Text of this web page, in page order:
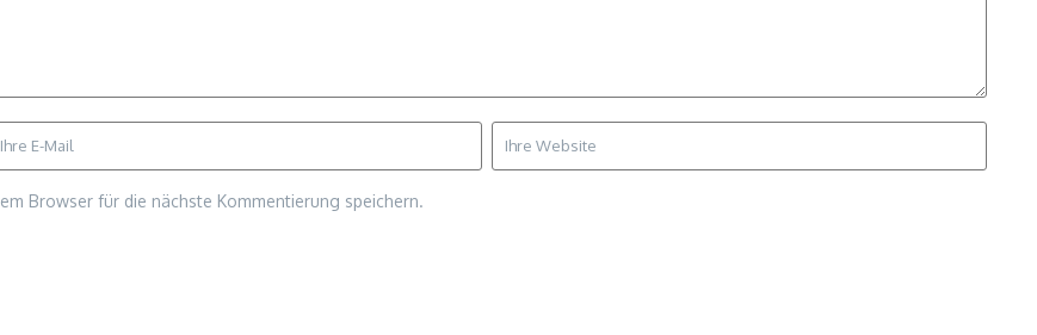
Browser für die nächste Kommentierung speichern.